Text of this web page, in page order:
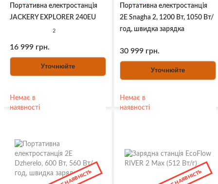
2
Портативна електростанція
JACKERY EXPLORER 240EU
16 999 грн.
Уточнюйте
Немає в
наявності
Портативна електростанція
2E Snagha 2, 1200 Вт, 1050 Вт/
год, швидка зарядка
30 999 грн.
Уточнюйте
Немає в
наявності